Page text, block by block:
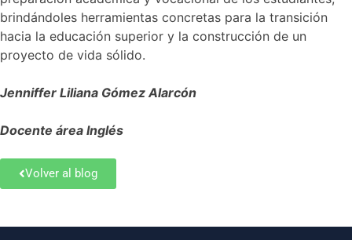
brindándoles herramientas concretas para la transición
hacia la educación superior y la construcción de un
proyecto de vida sólido.
Jenniffer Liliana Gómez Alarcón
Docente área Inglés
Volver al blog